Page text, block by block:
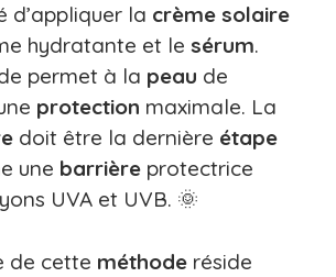
d’appliquer la crème solaire
hydratante et le sérum.
permet à la peau de
protection maximale. La
doit être la dernière étape
une barrière protectrice
UVA et UVB. 🌞
de cette méthode réside